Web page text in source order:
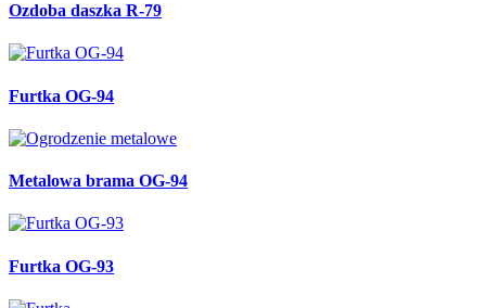
Ozdoba daszka R-79
Furtka OG-94
Metalowa brama OG-94
Furtka OG-93